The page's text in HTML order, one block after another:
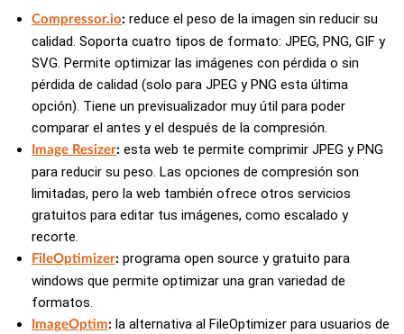
Compressor.io: reduce el peso de la imagen sin reducir su
calidad. Soporta cuatro tipos de formato: JPEG, PNG, GIF y
SVG. Permite optimizar las imágenes con pérdida o sin
pérdida de calidad (solo para JPEG y PNG esta última
opción). Tiene un previsualizador muy útil para poder
comparar el antes y el después de la compresión.
Image Resizer: esta web te permite comprimir JPEG y PNG
para reducir su peso. Las opciones de compresión son
limitadas, pero la web también ofrece otros servicios
gratuitos para editar tus imágenes, como escalado y
recorte.
FileOptimizer: programa open source y gratuito para
windows que permite optimizar una gran variedad de
formatos.
ImageOptim: la alternativa al FileOptimizer para usuarios de